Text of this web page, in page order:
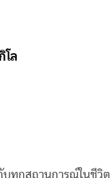
โล
บทุกสถานการณ์ในชีวิต